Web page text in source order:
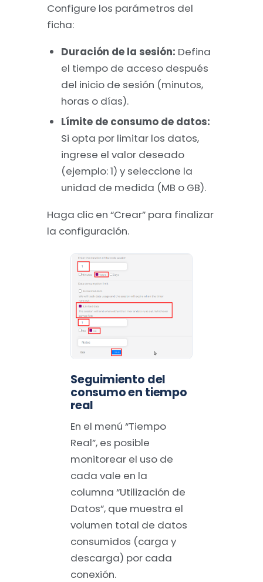
Configure los parámetros del
ficha:
Duración de la sesión: Defina
el tiempo de acceso después
del inicio de sesión (minutos,
horas o días).
Límite de consumo de datos:
Si opta por limitar los datos,
ingrese el valor deseado
(ejemplo: 1) y seleccione la
unidad de medida (MB o GB).
Haga clic en “Crear” para finalizar
la configuración.
Seguimiento del
consumo en tiempo
real
En el menú “Tiempo
Real”, es posible
monitorear el uso de
cada vale en la
columna “Utilización de
Datos”, que muestra el
volumen total de datos
consumidos (carga y
descarga) por cada
conexión.